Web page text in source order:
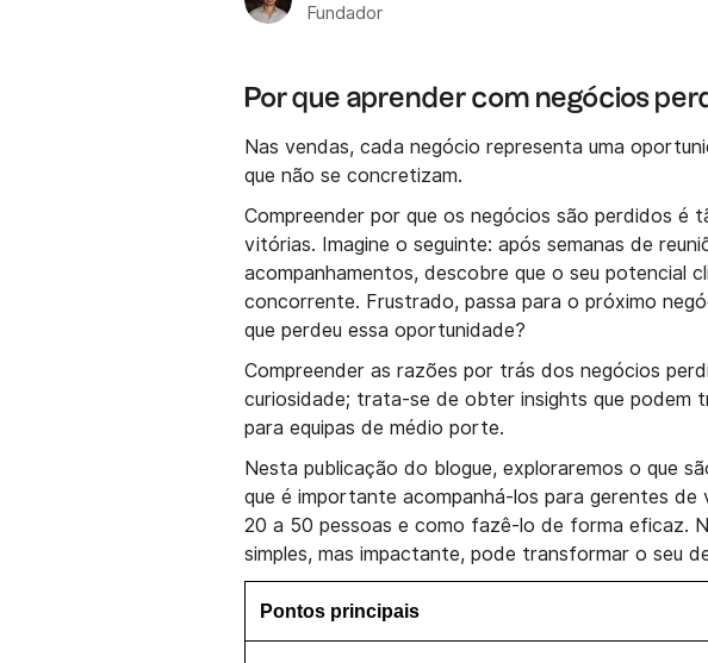
Fundador
Por que aprender com negócios
Nas vendas, cada negócio representa uma
que não se concretizam.
Compreender por que os negócios são perdidos é
vitórias. Imagine o seguinte: após semanas de
acompanhamentos, descobre que o seu potencial
concorrente. Frustrado, passa para o próximo
que perdeu essa oportunidade?
Compreender as razões por trás dos negócios
curiosidade; trata-se de obter insights que podem
para equipas de médio porte.
Nesta publicação do blogue, exploraremos o que
que é importante acompanhá-los para gerentes de
20 a 50 pessoas e como fazê-lo de forma eficaz.
simples, mas impactante, pode transformar o seu
Pontos principais